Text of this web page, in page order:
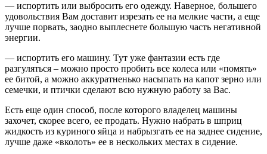
— испортить или выбросить его одежду. Наверное, большего
удовольствия Вам доставит изрезать ее на мелкие части, а еще
лучше порвать, заодно выплеснете большую часть негативной
энергии.
— испортить его машину. Тут уже фантазии есть где
разгуляться – можно просто пробить все колеса или «помять»
ее битой, а можно аккуратненько насыпать на капот зерно или
семечки, и птички сделают всю нужную работу за Вас.
Есть еще один способ, после которого владелец машины
захочет, скорее всего, ее продать. Нужно набрать в шприц
жидкость из куриного яйца и набрызгать ее на заднее сидение,
лучше даже «вколоть» ее в нескольких местах в сидение.